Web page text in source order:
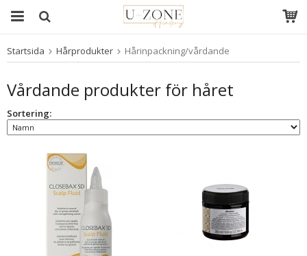
Produkten har blivit tillagd i varukorgen
Startsida Hårprodukter Hårinpackning/vårdande
Vårdande produkter för håret
Sortering: